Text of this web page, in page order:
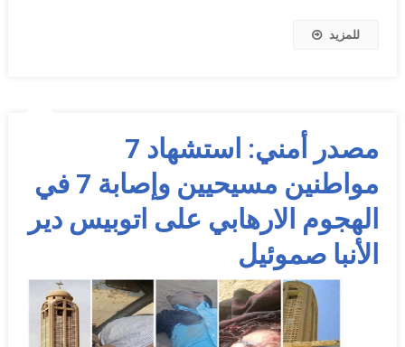
للمزيد
مصدر أمني: استشهاد 7
مواطنين مسيحيين وإصابة 7 في
الهجوم الارهابي على اتوبيس دير
الأنبا صموئيل